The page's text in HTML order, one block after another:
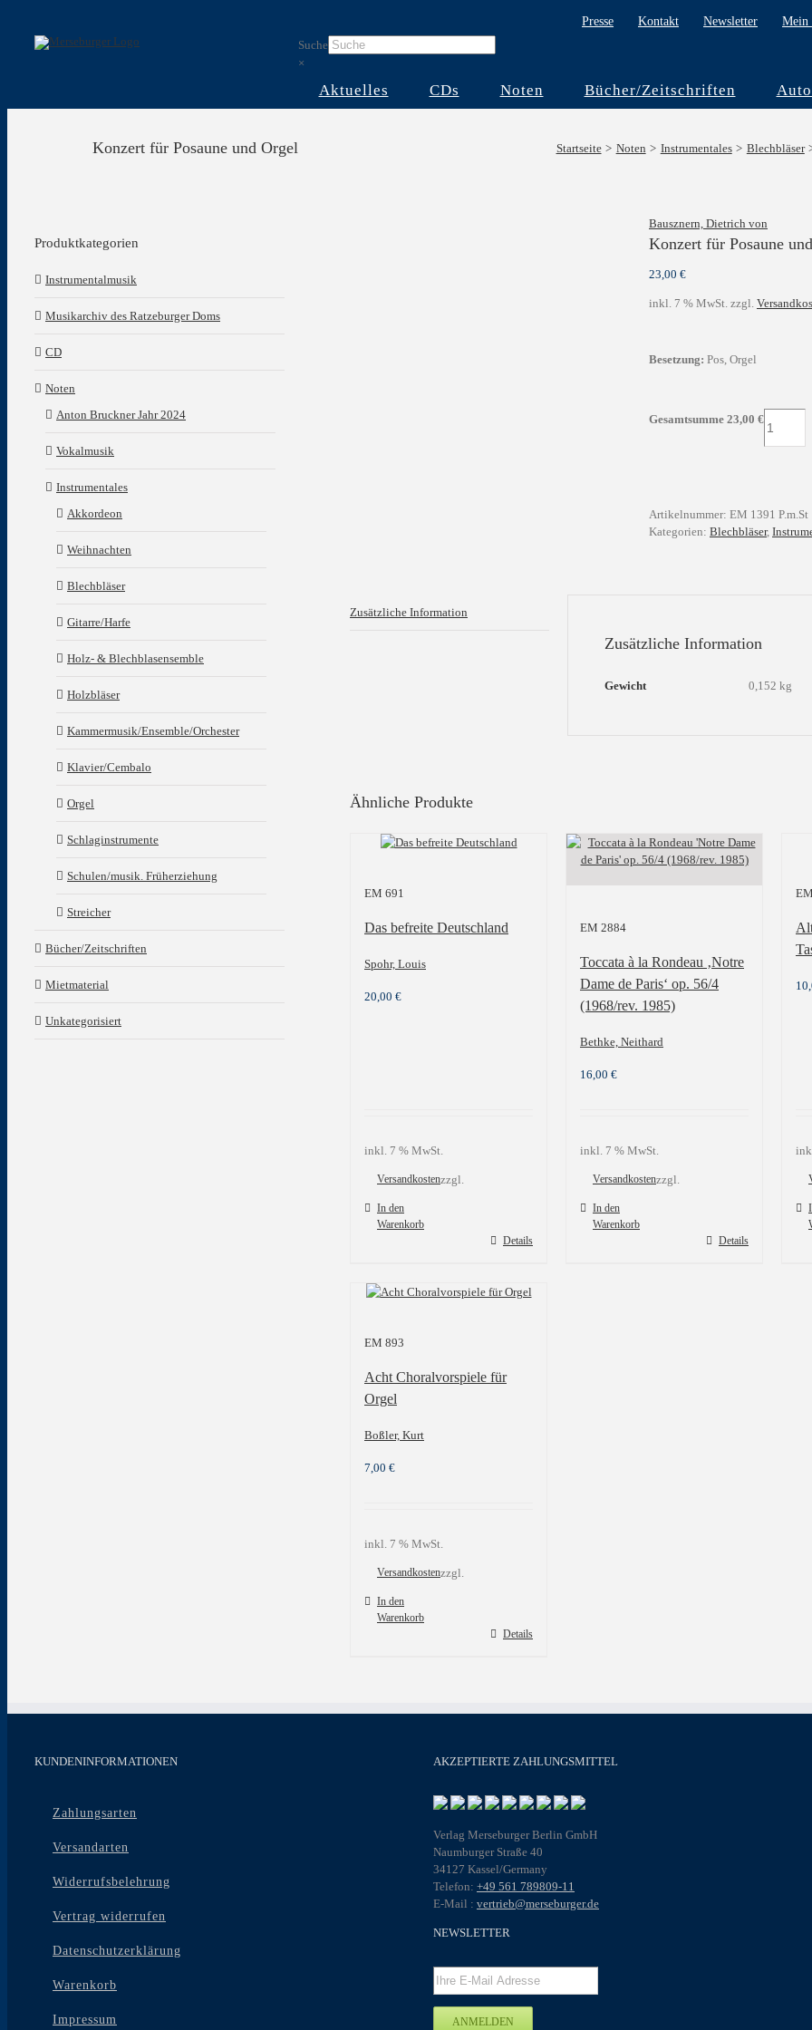
content
Presse Kontakt Newsletter Mein
Suche
×
Aktuelles CDs Noten Bücher/Zeitschriften
Konzert für Posaune und Orgel Startseite Noten Instrumentales Blechbläser
Bausznern, Dietrich von
Konzert für Posaune
23,00 €
inkl. 7 % MwSt. zzgl.
Besetzung: Pos, Orgel
Gesamtsumme 23,00 €Konzert
für
Posaune
Artikelnummer: EM 1391 P.m.St
Kategorien: Blechbläser,
Zusätzliche Information
Zusätzliche Information
Gewicht 0,152 kg
Ähnliche Produkte
EM 691
Das befreite Deutschland
Spohr, Louis
20,00 €
inkl. 7 % MwSt.
zzgl.
Versandkosten
In den
Warenkorb
Details
EM 2884
Toccata à la Rondeau ‚Notre
Dame de Paris‘ op. 56/4
(1968/rev. 1985)
Bethke, Neithard
16,00 €
inkl. 7 % MwSt.
zzgl.
Versandkosten
In den
Warenkorb
Details
EM 893
Acht Choralvorspiele für
Orgel
Boßler, Kurt
7,00 €
inkl. 7 % MwSt.
zzgl.
Versandkosten
In den
Warenkorb
Details
Produktkategorien
Instrumentalmusik
Musikarchiv des Ratzeburger Doms
CD
Noten
Anton Bruckner Jahr 2024
Vokalmusik
Instrumentales
Akkordeon
Weihnachten
Blechbläser
Gitarre/Harfe
Holz- & Blechblasensemble
Holzbläser
Kammermusik/Ensemble/Orchester
Klavier/Cembalo
Orgel
Schlaginstrumente
Schulen/musik. Früherziehung
Streicher
Bücher/Zeitschriften
Mietmaterial
Unkategorisiert
KUNDENINFORMATIONEN
Zahlungsarten
Versandarten
Widerrufsbelehrung
Vertrag widerrufen
Datenschutzerklärung
Warenkorb
Impressum
AKZEPTIERTE ZAHLUNGSMITTEL
Verlag Merseburger Berlin GmbH
Naumburger Straße 40
34127 Kassel/Germany
Telefon: +49 561 789809-11
E-Mail : vertrieb@merseburger.de
NEWSLETTER